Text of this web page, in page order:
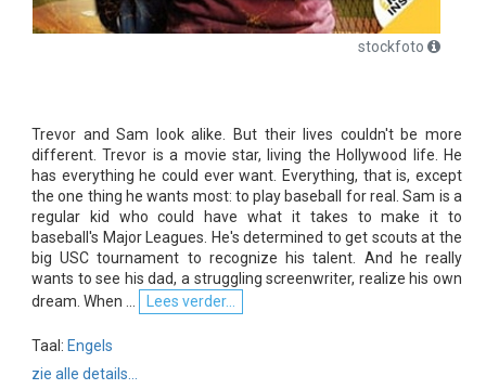
stockfoto
Trevor and Sam look alike. But their lives couldn't be more
different. Trevor is a movie star, living the Hollywood life. He
has everything he could ever want. Everything, that is, except
the one thing he wants most: to play baseball for real. Sam is a
regular kid who could have what it takes to make it to
baseball's Major Leagues. He's determined to get scouts at the
big USC tournament to recognize his talent. And he really
wants to see his dad, a struggling screenwriter, realize his own
dream. When ...
Lees verder...
Taal: Engels
zie alle details...